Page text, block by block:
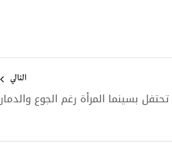
التالي
بسينما المرأة رغم الجوع والدمار